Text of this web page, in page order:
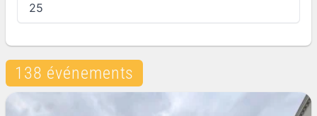
138 événements